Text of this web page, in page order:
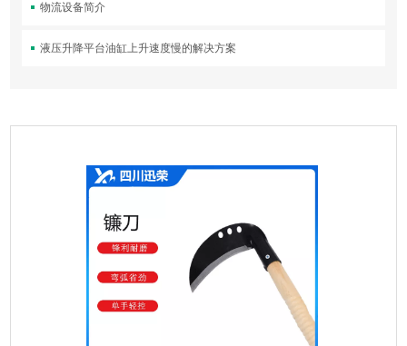
物流设备简介
液压升降平台油缸上升速度慢的解决方案